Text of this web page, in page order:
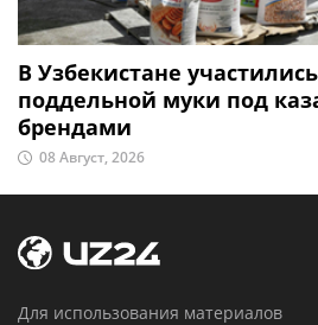
В Узбекистане
поддельной муки под
брендами
08 Август, 2026
Для использования материалов